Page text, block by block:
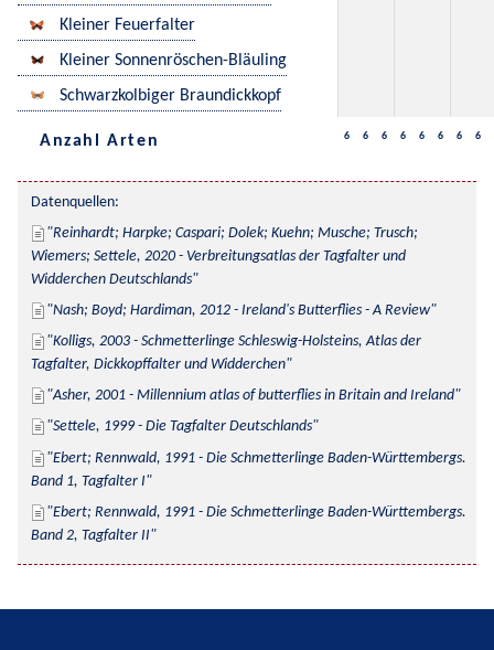
Kleiner Feuerfalter
Kleiner Sonnenröschen-Bläuling
Schwarzkolbiger Braundickkopf
Anzahl Arten 6 6 6 6 6 6 6 6
Datenquellen:
Reinhardt; Harpke; Caspari; Dolek; Kuehn; Musche; Trusch;
Wiemers; Settele, 2020 - Verbreitungsatlas der Tagfalter und
Widderchen Deutschlands
Nash; Boyd; Hardiman, 2012 - Ireland's Butterflies - A Review
Kolligs, 2003 - Schmetterlinge Schleswig-Holsteins, Atlas der
Tagfalter, Dickkopffalter und Widderchen
Asher, 2001 - Millennium atlas of butterflies in Britain and Ireland
Settele, 1999 - Die Tagfalter Deutschlands
Ebert; Rennwald, 1991 - Die Schmetterlinge Baden-Württembergs.
Band 1, Tagfalter I
Ebert; Rennwald, 1991 - Die Schmetterlinge Baden-Württembergs.
Band 2, Tagfalter II